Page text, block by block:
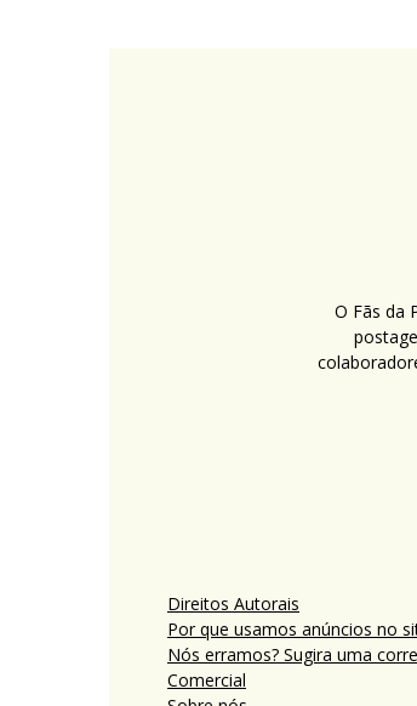
O Fãs da
Direitos Autorais
Por que usamos anúncios no
Nós erramos? Sugira uma
Comercial